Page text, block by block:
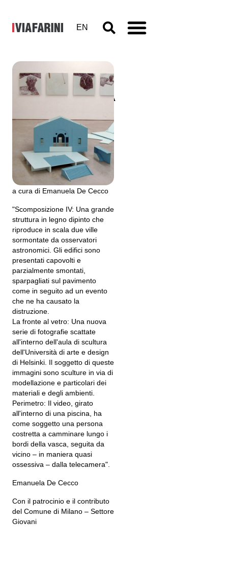
EN
Italo Zuffi, A
causa della
distanza
19 aprile - 19 maggio 2000
a cura di Emanuela De Cecco
"Scomposizione IV: Una grande
struttura in legno dipinto che
riproduce in scala due ville
sormontate da osservatori
astronomici. Gli edifici sono
presentati capovolti e
parzialmente smontati,
sparpagliati sul pavimento
come in seguito ad un evento
che ne ha causato la
distruzione.
La fronte al vetro: Una nuova
serie di fotografie scattate
all'interno dell'aula di scultura
dell'Università di arte e design
di Helsinki. Il soggetto di queste
immagini sono sculture in via di
modellazione e particolari dei
materiali e degli ambienti.
Perimetro: Il video, girato
all'interno di una piscina, ha
come soggetto una persona
costretta a camminare lungo i
bordi della vasca, seguita da
vicino – in maniera quasi
ossessiva – dalla telecamera".
Emanuela De Cecco
Con il patrocinio e il contributo
del Comune di Milano – Settore
Giovani